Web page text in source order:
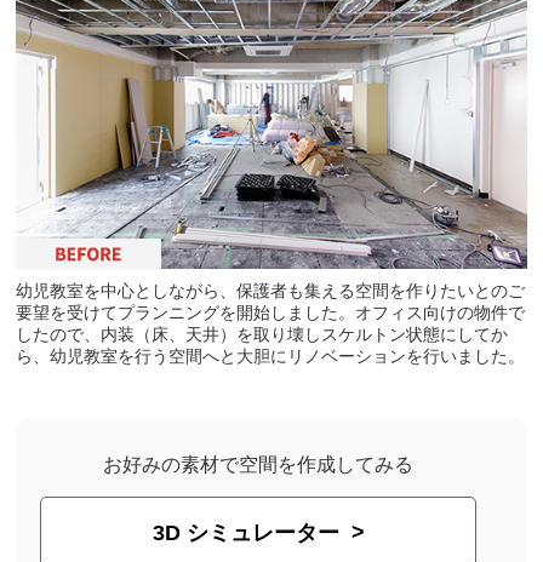
幼児教室を中心としながら、保護者も集える空間を作りたいとのご
要望を受けてプランニングを開始しました。オフィス向けの物件で
したので、内装（床、天井）を取り壊しスケルトン状態にしてか
ら、幼児教室を行う空間へと大胆にリノベーションを行いました。
お好みの素材で空間を作成してみる
3D シミュレーター